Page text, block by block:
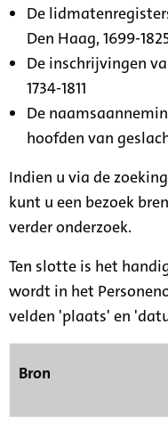
De
Den Haag, 1699-
De inschrijvingen
1734-1811
De
hoofden van
Indien u via de
kunt u een bezoek
verder onderzoek.
Ten slotte is het
wordt in het
velden 'plaats' en
Bron